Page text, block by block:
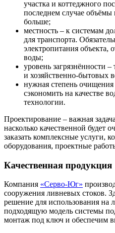
участка и коттеджного
последнем случае объёмы
больше;
местность – к системам
для транспорта.
электропитания объекта,
воды;
уровень загрязнённости
и хозяйственно-бытовых
нужная степень очищения
сэкономить на качестве
технологии.
Проектирование – важная
насколько качественной будет
заказать комплексные услуги,
оборудования, проектные
Качественная продукция
Компания «Серво-Юг»
сооружения ливневых стоков.
решение для использования на
подходящую модель системы
монтаж под ключ и обеспечим